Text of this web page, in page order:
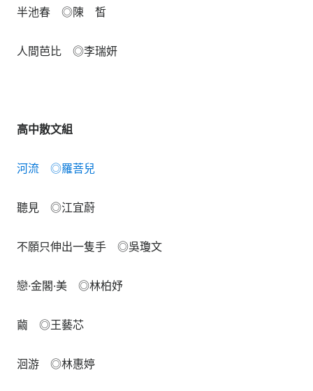
半池春 ◎陳 皙
人間芭比 ◎李瑞妍
高中散文組
河流 ◎羅菩兒
聽見 ◎江宜蔚
不願只伸出一隻手 ◎吳瓊文
戀·金閣·美 ◎林柏妤
繭 ◎王藝芯
洄游 ◎林惠婷